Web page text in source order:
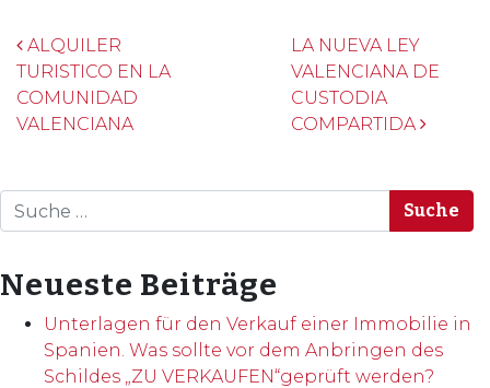
Beitrags-Navigation
ALQUILER
TURISTICO EN LA
COMUNIDAD
VALENCIANA
LA NUEVA LEY
VALENCIANA DE
CUSTODIA
COMPARTIDA
Suche
Neueste Beiträge
Unterlagen für den Verkauf einer Immobilie in
Spanien. Was sollte vor dem Anbringen des
Schildes „ZU VERKAUFEN“geprüft werden?